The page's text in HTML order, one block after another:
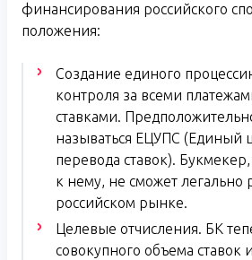
финансирования российского
положения:
Создание единого
контроля за всеми
ставками.
называться ЕЦУПС (Единый
перевода ставок).
к нему, не сможет легально
российском рынке.
Целевые отчисления. БК
совокупного объема ставок